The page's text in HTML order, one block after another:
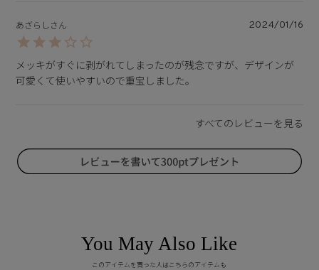
あざらし 2024/01/16
メッキがすぐに剥がれてしまったのが残念ですが、デザインが
可愛くて使いやすいので重宝しました。
You May Also Like
このアイテムを買った人はこちらのアイテムも